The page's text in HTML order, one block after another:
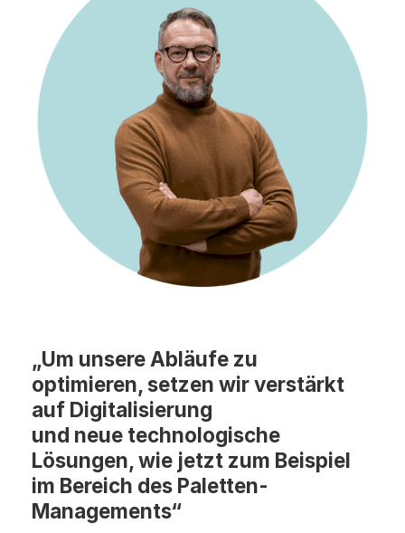
„Um unsere Abläufe zu
optimieren, setzen wir verstärkt
auf Digitalisierung
und neue technologische
Lösungen, wie jetzt zum Beispiel
im Bereich des Paletten-
Managements“